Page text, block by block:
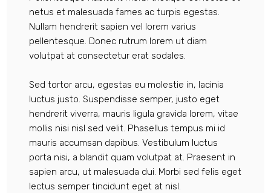
netus et malesuada fames ac turpis egestas.
Nullam hendrerit sapien vel lorem varius
pellentesque. Donec rutrum lorem ut diam
volutpat at consectetur erat sodales.
Sed tortor arcu, egestas eu molestie in, lacinia
luctus justo. Suspendisse semper, justo eget
hendrerit viverra, mauris ligula gravida lorem, vitae
mollis nisi nisl sed velit. Phasellus tempus mi id
mauris accumsan dapibus. Vestibulum luctus
porta nisi, a blandit quam volutpat at. Praesent in
sapien arcu, ut malesuada dui. Morbi sed felis eget
lectus semper tincidunt eget at nisl.